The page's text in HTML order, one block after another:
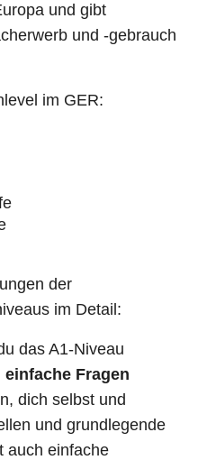
und gibt
und -gebrauch
im GER:
der
im Detail:
das A1-Niveau
einfache Fragen
dich selbst und
und grundlegende
auch einfache